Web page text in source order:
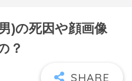
)の死因や顔画像
？